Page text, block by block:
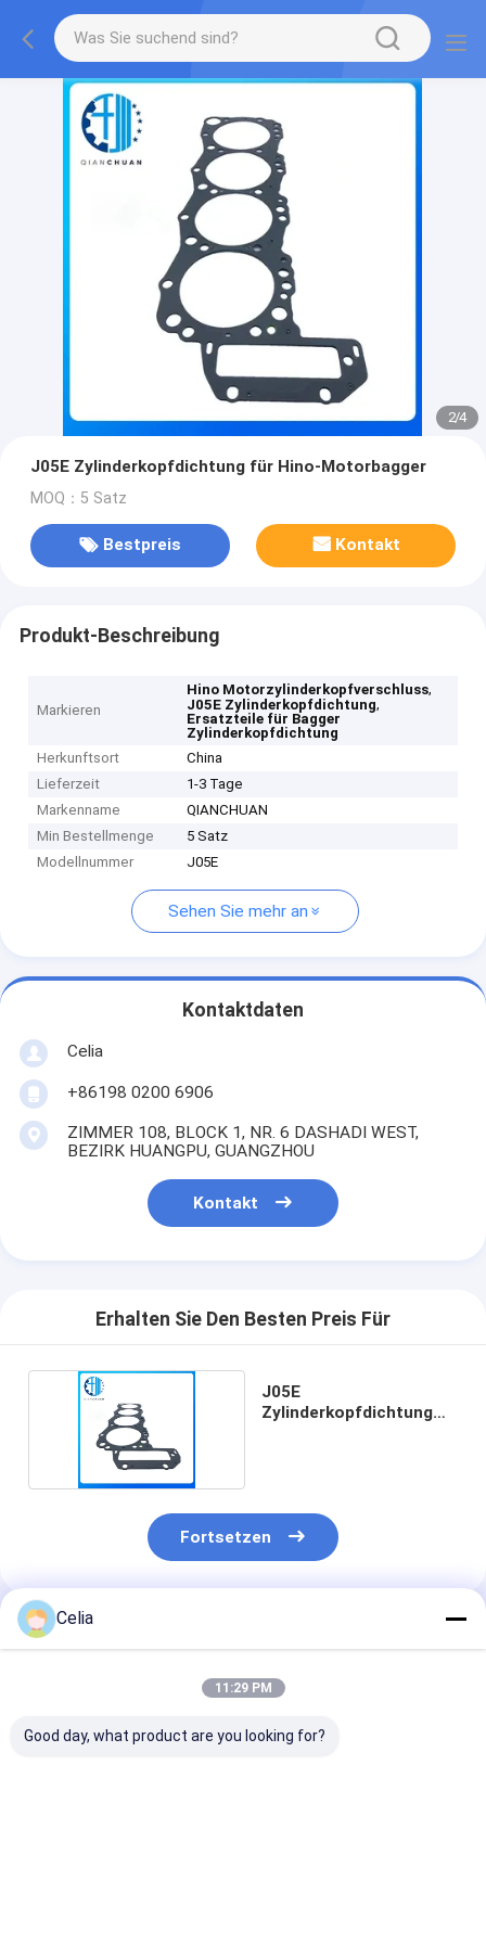
2/4
J05E Zylinderkopfdichtung für Hino-Motorbagger
MOQ：5 Satz
Bestpreis Kontakt
Produkt-Beschreibung
Markieren
Hino Motorzylinderkopfverschluss,
J05E Zylinderkopfdichtung,
Ersatzteile für Bagger
Zylinderkopfdichtung
Herkunftsort
China
Lieferzeit
1-3 Tage
Markenname
QIANCHUAN
Min Bestellmenge
5 Satz
Modellnummer
J05E
Sehen Sie mehr an
Kontaktdaten
Celia
+86198 0200 6906
ZIMMER 108, BLOCK 1, NR. 6 DASHADI WEST,
BEZIRK HUANGPU, GUANGZHOU
Kontakt
Erhalten Sie Den Besten Preis Für
J05E
Zylinderkopfdichtung
Fortsetzen
Empfohlene Produkte
Celia
11:29 PM
Good day, what product are you looking for?